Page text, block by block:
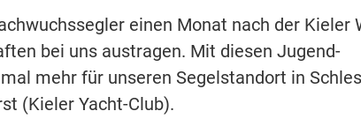
einen Monat nach der Kieler
bei uns austragen. Mit diesen Jugend-
mehr für unseren Segelstandort in
(Kieler Yacht-Club).